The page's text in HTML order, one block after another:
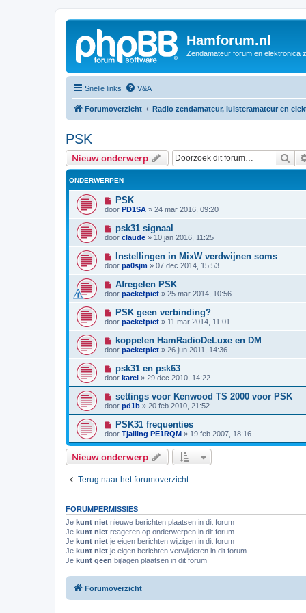
Hamforum.nl
Zendamateur forum en elektronica
Snelle links V&A
Forumoverzicht Radio zendamateur, luisteramateur en
PSK
Nieuw onderwerp
ONDERWERPEN
PSK
door PD1SA » 24 mar 2016, 09:20
psk31 signaal
door claude » 10 jan 2016, 11:25
Instellingen in MixW verdwijnen soms
door pa0sjm » 07 dec 2014, 15:53
Afregelen PSK
door packetpiet » 25 mar 2014, 10:56
PSK geen verbinding?
door packetpiet » 11 mar 2014, 11:01
koppelen HamRadioDeLuxe en DM
door packetpiet » 26 jun 2011, 14:36
psk31 en psk63
door karel » 29 dec 2010, 14:22
settings voor Kenwood TS 2000 voor PSK
door pd1b » 20 feb 2010, 21:52
PSK31 frequenties
door Tjalling PE1RQM » 19 feb 2007, 18:16
Nieuw onderwerp
Terug naar het forumoverzicht
FORUMPERMISSIES
Je kunt niet nieuwe berichten plaatsen in dit forum
Je kunt niet reageren op onderwerpen in dit forum
Je kunt niet je eigen berichten wijzigen in dit forum
Je kunt niet je eigen berichten verwijderen in dit forum
Je kunt geen bijlagen plaatsen in dit forum
Forumoverzicht